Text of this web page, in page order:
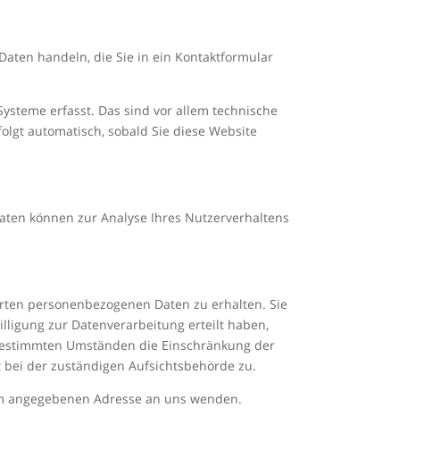
handeln, die Sie in ein Kontaktformular
erfasst. Das sind vor allem technische
automatisch, sobald Sie diese Website
können zur Analyse Ihres Nutzerverhaltens
personenbezogenen Daten zu erhalten. Sie
zur Datenverarbeitung erteilt haben,
Umständen die Einschränkung der
der zuständigen Aufsichtsbehörde zu.
Adresse an uns wenden.